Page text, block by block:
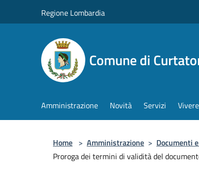
Regione Lombardia
Comune di
Amministrazione Novità Servizi
Home > Amministrazione > Documenti
Proroga dei termini di validità del